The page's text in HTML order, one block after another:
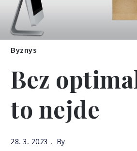
Byznys
Bez
to nejde
28. 3. 2023 By